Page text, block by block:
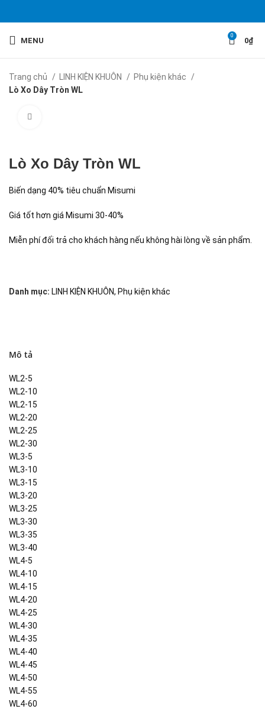
MENU
0
0₫
Trang chủ LINH KIỆN KHUÔN
Phụ kiện khác
Lò Xo Dây Tròn WL
Lò Xo Dây Tròn WL
Biến dạng 40% tiêu chuẩn Misumi
Giá tốt hơn giá Misumi 30-40%
Miễn phí đối trả cho khách hàng nếu không hài lòng về sản phẩm.
Danh mục: LINH KIỆN KHUÔN, Phụ kiện khác
Mô tả
WL2-5
WL2-10
WL2-15
WL2-20
WL2-25
WL2-30
WL3-5
WL3-10
WL3-15
WL3-20
WL3-25
WL3-30
WL3-35
WL3-40
WL4-5
WL4-10
WL4-15
WL4-20
WL4-25
WL4-30
WL4-35
WL4-40
WL4-45
WL4-50
WL4-55
WL4-60